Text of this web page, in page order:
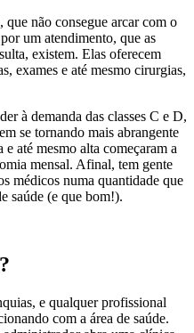
não consegue arcar com o
um atendimento, que as
existem. Elas oferecem
exames e até mesmo cirurgias,
à demanda das classes C e D,
se tornando mais abrangente
e até mesmo alta começaram a
mensal. Afinal, tem gente
médicos numa quantidade que
saúde (e que bom!).
e qualquer profissional
com a área de saúde.